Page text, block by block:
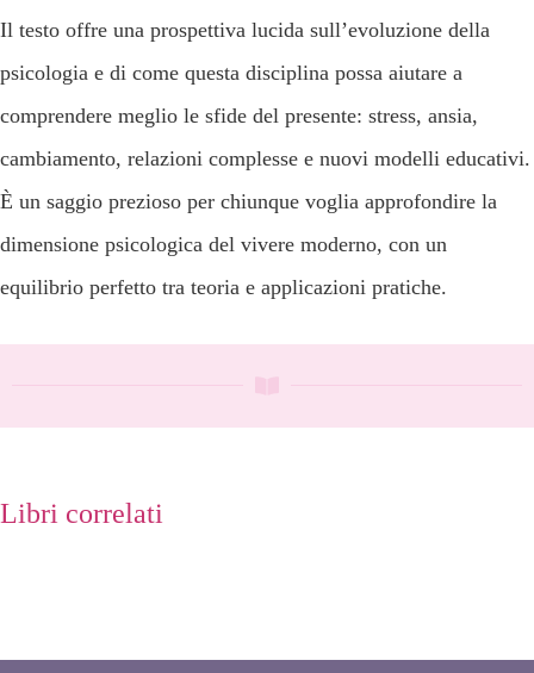
Il testo offre una prospettiva lucida sull’evoluzione della
psicologia e di come questa disciplina possa aiutare a
comprendere meglio le sfide del presente: stress, ansia,
cambiamento, relazioni complesse e nuovi modelli educativi.
È un saggio prezioso per chiunque voglia approfondire la
dimensione psicologica del vivere moderno, con un
equilibrio perfetto tra teoria e applicazioni pratiche.
Libri correlati